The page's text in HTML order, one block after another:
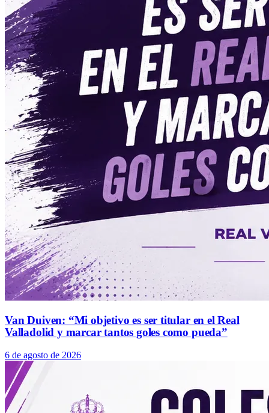
Van Duiven: “Mi objetivo es ser titular en el Real
Valladolid y marcar tantos goles como pueda”
6 de agosto de 2026